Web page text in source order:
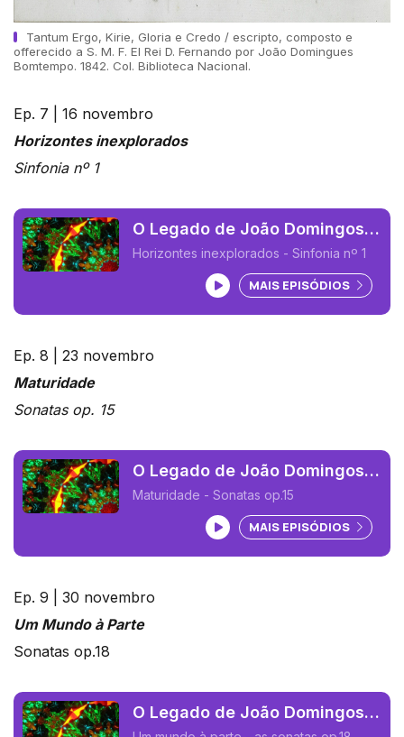
Tantum Ergo, Kirie, Gloria e Credo / escripto, composto e
offerecido a S. M. F. El Rei D. Fernando por João Domingues
Bomtempo. 1842. Col. Biblioteca Nacional.
Ep. 7 | 16 novembro
Horizontes inexplorados
Sinfonia nº 1
O Legado de João Domingos
Bomtempo 07 (João Pedro
Delgado)
Horizontes inexplorados - Sinfonia nº 1
Ouvir podcast
MAIS EPISÓDIOS
Ep. 8 | 23 novembro
Maturidade
Sonatas op. 15
O Legado de João Domingos
Bomtempo 08 (João Pedro
Delgado)
Maturidade - Sonatas op.15
Ouvir podcast
MAIS EPISÓDIOS
Ep. 9 | 30 novembro
Um Mundo à Parte
Sonatas op.18
O Legado de João Domingos